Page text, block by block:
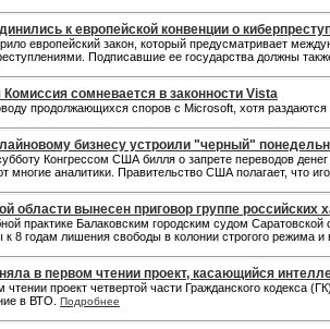
к европейской конвенции о
европейский закон, который предусматривает
Подписавшие ее государства должны
Комиссия сомневается в законности Vista
продолжающихся споров с Microsoft, хотя
бизнесу устроили "черный"
Конгрессом США билля о запрете переводов
многие аналитики. Правительство США полагает, что
области вынесен приговор группе российских
практике Балаковским городским судом
к 8 годам лишения свободы в колонии строгого
в первом чтении проект, касающийся
чтении проект четвертой части Гражданского кодекса
в ВТО. Подробнее